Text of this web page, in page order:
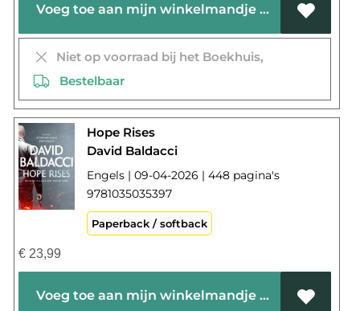
Voeg toe aan mijn winkelmandje
Niet op voorraad bij het Boekhuis,
Bestelbaar
Hope Rises
David Baldacci
Engels | 09-04-2026 | 448 pagina's
9781035035397
Paperback / softback
€23,99
Voeg toe aan mijn winkelmandje